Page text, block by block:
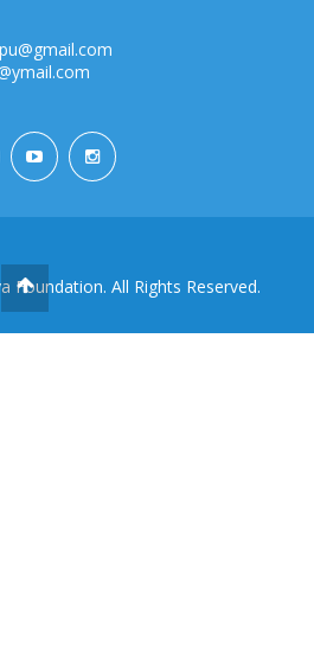
Foundation. All Rights Reserved.